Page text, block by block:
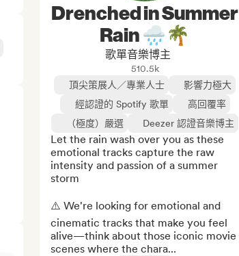
Drenched in Summer
Rain 🌧️🌴
歌單音樂博主
510.5k
頂尖策展人／專業人士
影響力極大
經認證的 Spotify 歌單
高回覆率
（極度）嚴選
Deezer 認證音樂博主
Let the rain wash over you as these
emotional tracks capture the raw
intensity and passion of a summer
storm
⚠️ We're looking for emotional and
cinematic tracks that make you feel
alive—think about those iconic movie
scenes where the chara...